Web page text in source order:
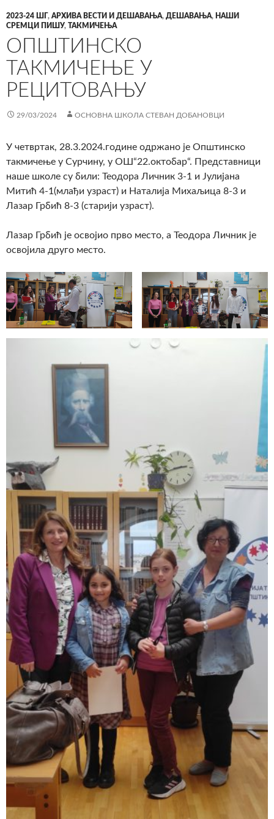
2023-24 ШГ, АРХИВА ВЕСТИ И ДЕШАВАЊА, ДЕШАВАЊА, НАШИ
СРЕМЦИ ПИШУ, ТАКМИЧЕЊА
ОПШТИНСКО
ТАКМИЧЕЊЕ У
РЕЦИТОВАЊУ
29/03/2024 ОСНОВНА ШКОЛА СТЕВАН ДОБАНОВЦИ
У четвртак, 28.3.2024.године одржано је Општинско
такмичење у Сурчину, у ОШ“22.октобар“. Представници
наше школе су били: Теодора Личник 3-1 и Јулијана
Митић 4-1(млађи узраст) и Наталија Михаљица 8-3 и
Лазар Грбић 8-3 (старији узраст).
Лазар Грбић је освојио прво место, а Теодора Личник је
освојила друго место.